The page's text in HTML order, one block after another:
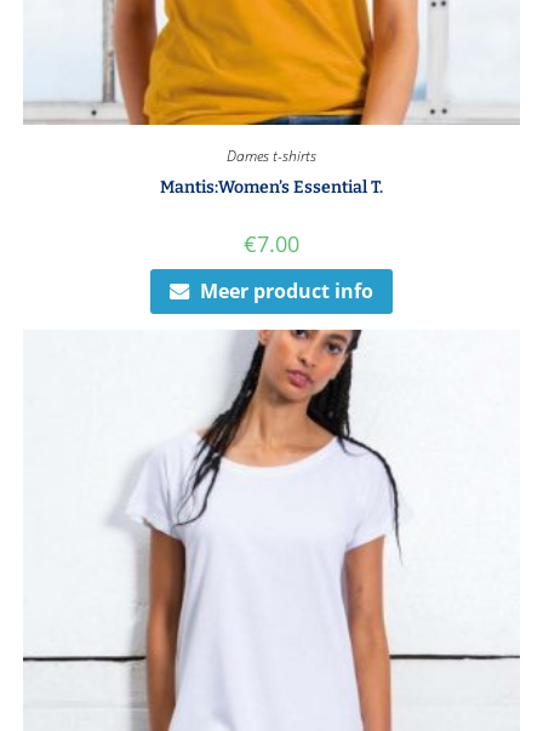
Dames t-shirts
Mantis:Women’s Essential T.
€7.00
Meer product info